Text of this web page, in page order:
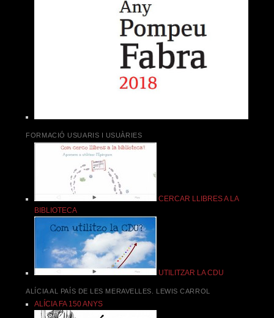
FORMACIÓ USUARIS I USUÀRIES
CERCAR LLIBRES A LA
BIBLIOTECA
UTILITZAR LA CDU
ALÍCIA AL PAÍS DE LES MERAVELLES. LEWIS CARROL
ALÍCIA FA 150 ANYS